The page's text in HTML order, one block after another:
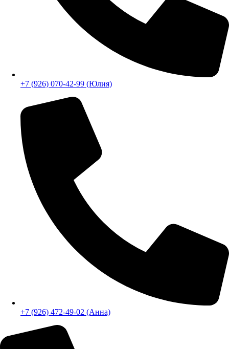
+7 (926) 070-42-99 (Юлия)
+7 (926) 472-49-02 (Анна)